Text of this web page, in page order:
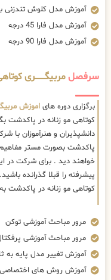
آموزش مدل کلوش تندزنی
آموزش مدل فارا 45 درجه
آموزش مدل فارا 90 درجه
سرفصلمربیگــــــــری
برگزاری دوره های اموزش
کوتاهی مو زنانه در پاکدشت
دانشپذیران و هنرآموزان با
پاکدشت بصورت مستر مفاهیم
خواهند دید . برای شرکت در
پیشرفته را قبلا گذرانده
کوتاهی مو زنانه در پاکدشت
مرور مباحث آموزشی توکن
مرور مباحث آموزشی
آموزش تغییر مدل پایه به
آموزش روش های اختصاصی